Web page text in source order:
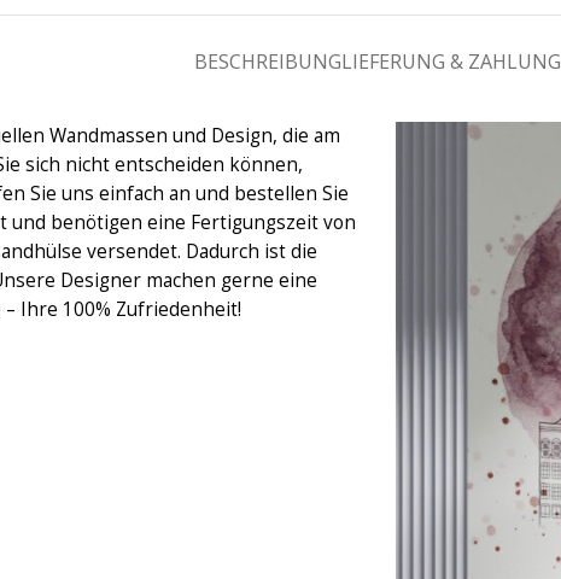
BESCHREIBUNGLIEFERUNG & ZAHLUNG
Wandmassen und Design, die am
sich nicht entscheiden können,
Sie uns einfach an und bestellen Sie
benötigen eine Fertigungszeit von
versendet. Dadurch ist die
Designer machen gerne eine
Ihre 100% Zufriedenheit!